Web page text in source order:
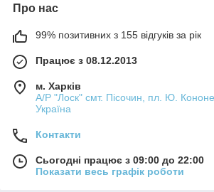
Про нас
99% позитивних з 155 відгуків за рік
Працює з 08.12.2013
м. Харків
А/Р "Лоск" смт. Пісочин, пл. Ю.
Україна
Контакти
Сьогодні працює з 09:00 до 22:00
Показати весь графік роботи